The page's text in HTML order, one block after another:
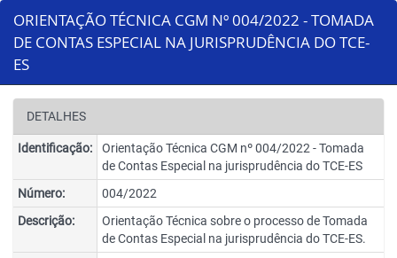
ORIENTAÇÃO TÉCNICA CGM Nº 004/2022 - TOMADA
DE CONTAS ESPECIAL NA JURISPRUDÊNCIA DO TCE-
ES
DETALHES
Identificação:
Orientação Técnica CGM nº 004/2022 - Tomada
de Contas Especial na jurisprudência do TCE-ES
Número:
004/2022
Descrição:
Orientação Técnica sobre o processo de Tomada
de Contas Especial na jurisprudência do TCE-ES.